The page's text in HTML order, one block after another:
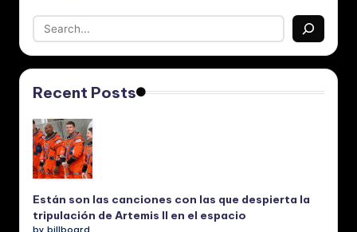
Recent Posts
Están son las canciones con las que despierta la
tripulación de Artemis II en el espacio
by billboard